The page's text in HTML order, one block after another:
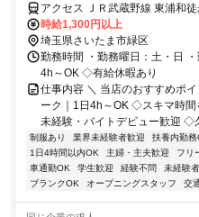
◇交通費(ガソリン代)支給◇ランチ
タイムはお酒も楽しめる落ち着いた
アクセス ＪＲ武蔵野線 東浦和
レ北口徒歩約53分、埼玉高速鉄
駅からバス8分、バス停「芝原
ス15分、バス停「芝原」から徒
時給1,300円以上
埼玉県さいたま市緑区
勤務時間 ・勤務曜日：土・日
4h～OK ◇有給休暇あり
仕事内容 ＼ 当店のおすすめポ
ーク｜1日4h～OK ◇スキマ時
未経験・バイトデビュー歓迎 ◇
制服あり 業界未経験者歓迎 扶養内勤務
1日4時間以内OK
主婦・主夫歓迎 フリ
車通勤OK
学生歓迎 経験不問 未経験
ブランクOK
オープニングスタッフ 交